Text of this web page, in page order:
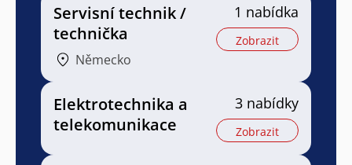
Servisní technik /
technička
Německo
1 nabídka
Zobrazit
Elektrotechnika a
telekomunikace
3 nabídky
Zobrazit